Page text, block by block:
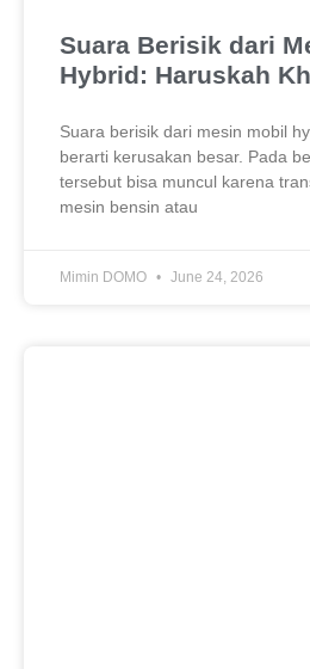
Suara Berisik dari
Hybrid: Haruskah
Suara berisik dari mesin mobil
berarti kerusakan besar. Pada
tersebut bisa muncul karena
mesin bensin atau
Mimin DOMO June 24, 2026